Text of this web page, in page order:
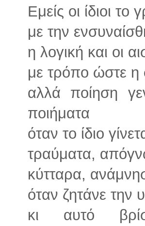
Εμείς οι ίδιοι το
με την
η λογική και οι
με τρόπο ώστε η
αλλά ποίηση
ποιήματα
όταν το ίδιο
τραύματα,
κύτταρα,
όταν ζητάνε
κι αυτό